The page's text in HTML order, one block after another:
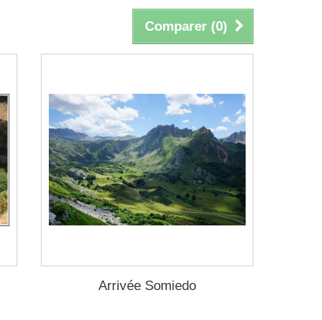
Comparer (0)
Arrivée Somiedo